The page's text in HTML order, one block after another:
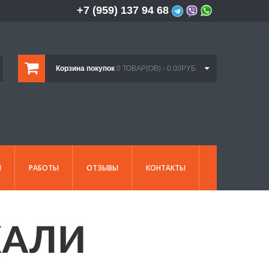
+7 (959) 137 94 68
Корзина покупок 0 ТОВАР(ОВ) - 0.00РУБ
РАБОТЫ ОТЗЫВЫ КОНТАКТЫ